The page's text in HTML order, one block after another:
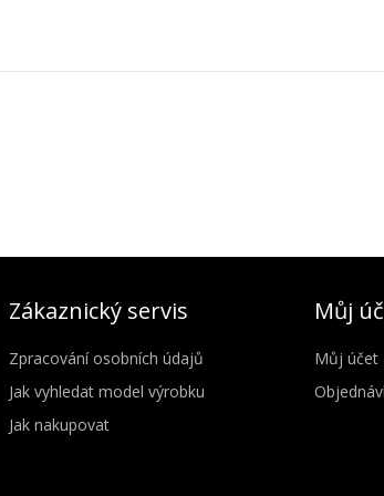
Zákaznický servis
Zpracování osobních údajů
Jak vyhledat model výrobku
Jak nakupovat
Můj
Můj účet